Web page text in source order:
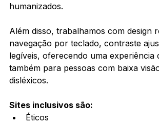
humanizados.
Além disso, trabalhamos com design
navegação por teclado, contraste
legíveis, oferecendo uma experiência
também para pessoas com baixa
disléxicos.
Sites inclusivos são:
Éticos